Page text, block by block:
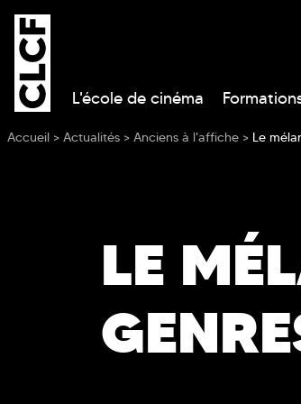
LE
L'école de cinéma
Vous êtes ici
Accueil > Actualités > Anciens à l'affiche > Le